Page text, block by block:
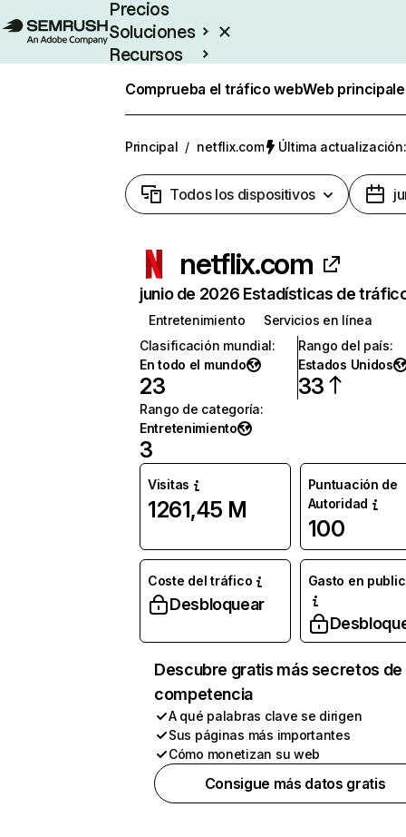
Precios
Soluciones
Recursos
Comprueba el tráfico webWeb
Principal / netflix.com Última
Todos los dispositivos
netflix.com
junio de 2026 Estadísticas de
Entretenimiento
Servicios en línea
Clasificación mundial:
En todo el mundo
23
Rango del país:
Estados Unidos
33
Rango de categoría:
Entretenimiento
3
Visitas
1261,45 M
Puntuación de
Autoridad
100
Coste del tráfico
Desbloquear
Gasto en
Descubre gratis más secretos de
competencia
A qué palabras clave se dirigen
Sus páginas más importantes
Cómo monetizan su web
Consigue más datos gratis